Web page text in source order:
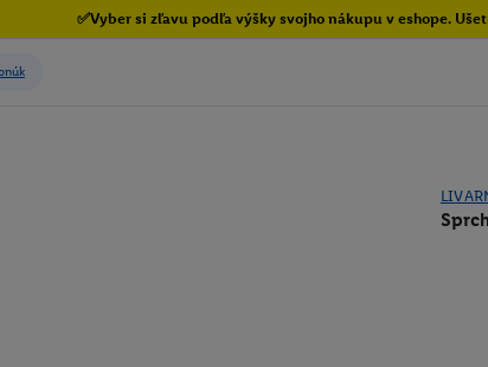
✅Vyber si zľavu podľa výšky svojho nákupu v eshope.